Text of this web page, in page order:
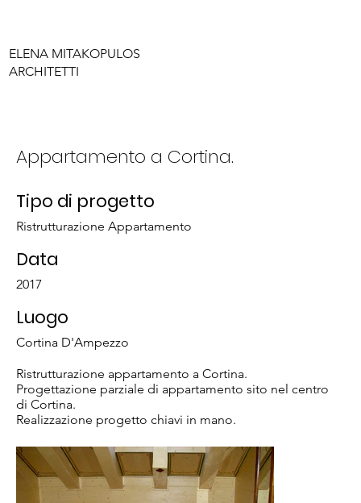
ELENA MITAKOPULOS
ARCHITETTI
Appartamento a Cortina.
Tipo di progetto
Ristrutturazione Appartamento
Data
2017
Luogo
Cortina D'Ampezzo
Ristrutturazione appartamento a Cortina.
Progettazione parziale di appartamento sito nel centro
di Cortina.
Realizzazione progetto chiavi in mano.